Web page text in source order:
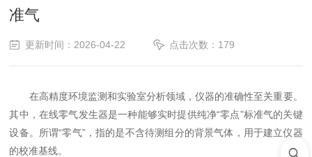
准气
更新时间：2026-04-22 点击次数：179
在高精度环境监测和实验室分析领域，仪器的准确性至关重要。
其中，在线零气发生器是一种能够实时提供纯净“零点”标准气的关键
设备。所谓“零气”，指的是不含待测组分的背景气体，用于建立仪器
的校准基线。